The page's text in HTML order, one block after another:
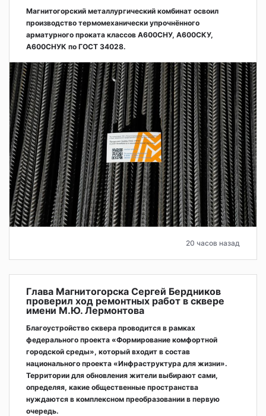
Магнитогорский металлургический комбинат освоил
производство термомеханически упрочнённого
арматурного проката классов А600СНУ, А600СКУ,
А600СНУК по ГОСТ 34028.
20 часов назад
Глава Магнитогорска Сергей Бердников
проверил ход ремонтных работ в сквере
имени М.Ю. Лермонтова
Благоустройство сквера проводится в рамках
федерального проекта «Формирование комфортной
городской среды», который входит в состав
национального проекта «Инфраструктура для жизни».
Территории для обновления жители выбирают сами,
определяя, какие общественные пространства
нуждаются в комплексном преобразовании в первую
очередь.